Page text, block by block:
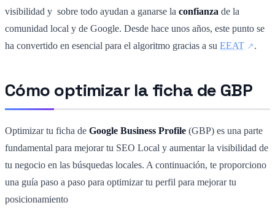
visibilidad y sobre todo ayudan a ganarse la confianza de la
comunidad local y de Google. Desde hace unos años, este punto se
ha convertido en esencial para el algoritmo gracias a su EEAT .
Cómo optimizar la ficha de GBP
Optimizar tu ficha de Google Business Profile (GBP) es una parte
fundamental para mejorar tu SEO Local y aumentar la visibilidad de
tu negocio en las búsquedas locales. A continuación, te proporciono
una guía paso a paso para optimizar tu perfil para mejorar tu
posicionamiento